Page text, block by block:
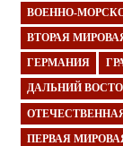
ВОЕННО-
ВТОРАЯ
ГЕРМАНИЯ
ДАЛЬНИЙ
ПЕРВАЯ